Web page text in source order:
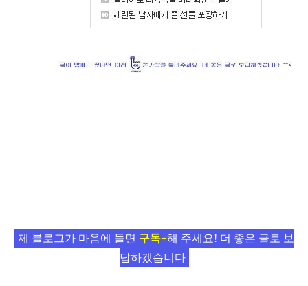
제 블로그가 마음에 들면 구독+해 주세요! 더 좋은 글로 보
답하겠습니다